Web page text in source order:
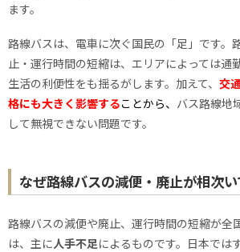
ます。
路線バスは、電車に次ぐ国民の「足」です。
止・運行時間の短縮は、エリアによっては通
生活の利便性をも揺るがします。加えて、 交
格にも大きく影響することから、 バス路線地
して無視できない問題です。
なぜ路線バスの減便・廃止が相次い
路線バスの減便や廃止、運行時間の短縮が全
は、主に人手不足によるものです。日本では